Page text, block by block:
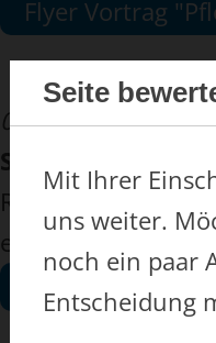
Flyer Vortrag
02.09.2026, 16:00
Selbstfürsorge im
Referentin: Frau
einer Apotheke)
Flyer Vortrag
Seite
Mit Ihrer
uns weiter.
noch ein paar
Entscheidung